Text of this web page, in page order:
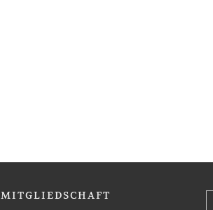
MITGLIEDSCHAFT